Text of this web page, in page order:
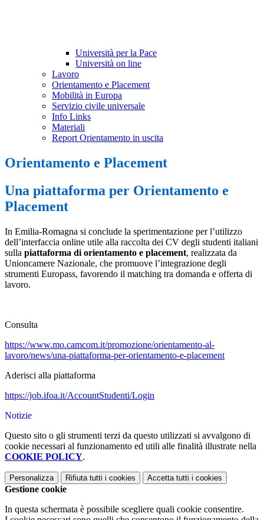
Università per la Pace
Università on line
Lavoro
Orientamento e Placement
Mobilità in Europa
Servizio civile universale
Info Links
Materiali
Report Orientamento in uscita
Orientamento e Placement
Una piattaforma per Orientamento e
Placement
In Emilia-Romagna si conclude la sperimentazione per l’utilizzo
dell’interfaccia online utile alla raccolta dei CV degli studenti italiani
sulla piattaforma di orientamento e placement, realizzata da
Unioncamere Nazionale, che promuove l’integrazione degli
strumenti Europass, favorendo il matching tra domanda e offerta di
lavoro.
Consulta
https://www.mo.camcom.it/promozione/orientamento-al-
lavoro/news/una-piattaforma-per-orientamento-e-placement
Aderisci alla piattaforma
https://job.ifoa.it/AccountStudenti/Login
Notizie
Questo sito o gli strumenti terzi da questo utilizzati si avvalgono di
cookie necessari al funzionamento ed utili alle finalità illustrate nella
COOKIE POLICY.
Personalizza Rifiuta tutti i cookies Accetta tutti i cookies
Gestione cookie
In questa schermata è possibile scegliere quali cookie consentire.